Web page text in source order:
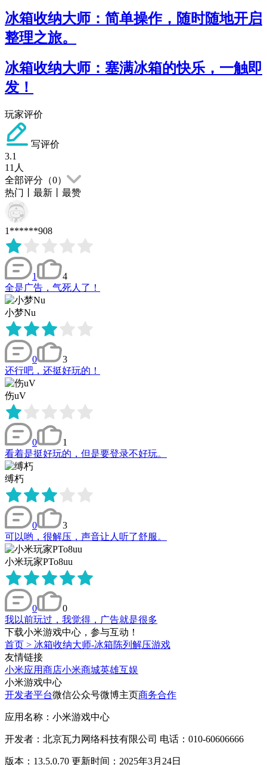
冰箱收纳大师：简单操作，随时随地开启
整理之旅。
冰箱收纳大师：塞满冰箱的快乐，一触即
发！
玩家评价
写评价
3.1
11 人
全部评分（0）
热门
最新 最赞
1******908
1
4
全是广告，气死人了！
小梦Nu
0
3
还行吧，还挺好玩的！
伤uV
0
1
看着是挺好玩的，但是要登录不好玩。
缚朽
0
3
可以哟，很解压，声音让人听了舒服。
小米玩家PTo8uu
0
0
我以前玩过，我觉得，广告就是很多
下载小米游戏中心，参与互动！
首页 > 冰箱收纳大师-冰箱陈列解压游戏
友情链接
小米应用商店小米商城英雄互娱
小米游戏中心
开发者平台微信公众号微博主页商务合作
应用名称：小米游戏中心
开发者：北京瓦力网络科技有限公司 电话：010-60606666
版本：13.5.0.70 更新时间：2025年3月24日